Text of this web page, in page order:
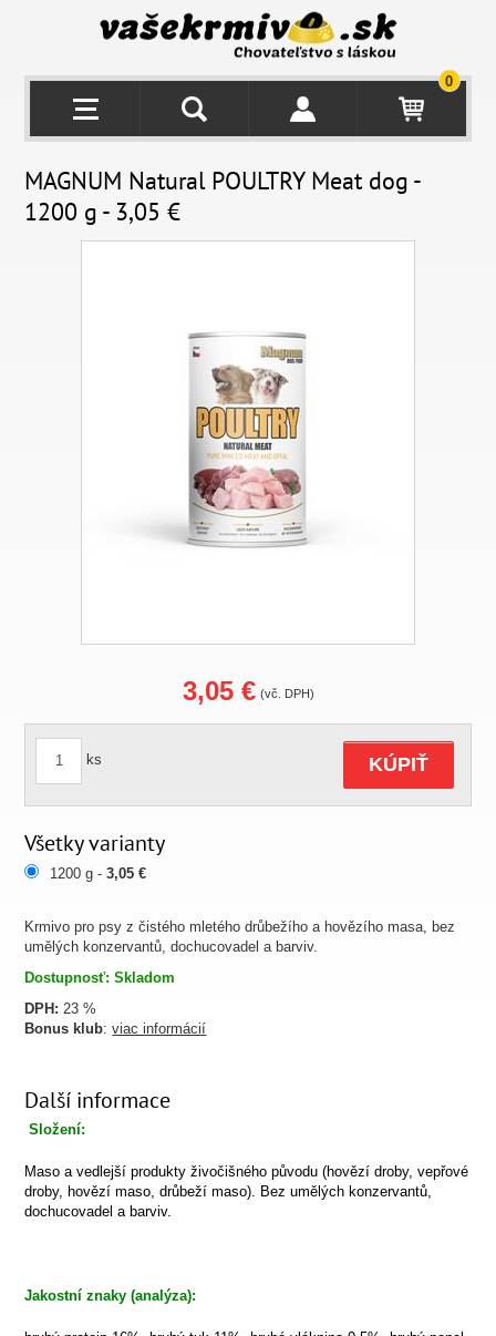
0
MAGNUM Natural POULTRY Meat dog -
1200 g - 3,05 €
Krmivo pro psy z čistého mletého drůbežího a hovězího masa, bez
umělých konzervantů, dochucovadel a barviv.
Dostupnosť: Skladom
DPH: 23 %
Bonus klub:viac informácií
3,05 € (vč. DPH)
ks KÚPIŤ
Všetky varianty
1200 g -3,05 €
Další informace
Složení:
Maso a vedlejší produkty živočišného původu (hovězí droby, vepřové
droby, hovězí maso, drůbeží maso). Bez umělých konzervantů,
dochucovadel a barviv.
Jakostní znaky (analýza):